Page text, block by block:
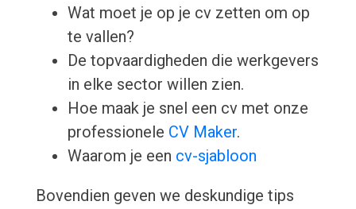
Wat moet je op je cv zetten om op
te vallen?
De topvaardigheden die werkgevers
in elke sector willen zien.
Hoe maak je snel een cv met onze
professionele CV Maker.
Waarom je een cv-sjabloon
Bovendien geven we deskundige tips